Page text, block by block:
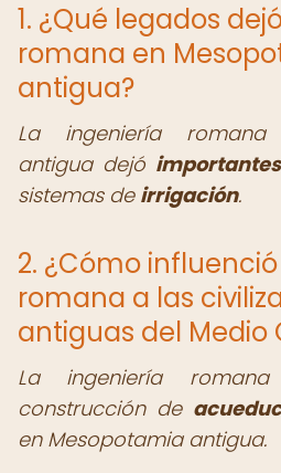
1. ¿Qué legados
romana en
antigua?
La ingeniería romana
antigua dejó importantes
sistemas de irrigación.
2. ¿Cómo
romana a las
antiguas del Medio
La ingeniería romana
construcción de
en Mesopotamia antigua.